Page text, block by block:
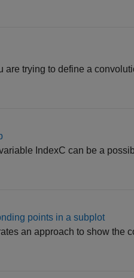
are trying to define a
IndexC can be a
points in a subplot
an approach to show the